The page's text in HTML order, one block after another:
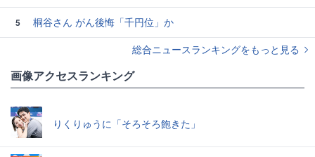
5
桐谷さん がん後悔「千円位」か
総合ニュースランキングをもっと見る
画像アクセスランキング
りくりゅうに「そろそろ飽きた」